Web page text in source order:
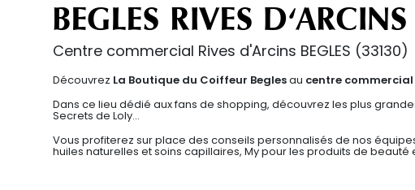
BEGLES RIVES D'ARCINS
Centre commercial Rives d'Arcins BEGLES (33130)
Découvrez La Boutique du Coiffeur Beglesau centre
Dans ce lieu dédié aux fans de shopping, découvrez les plus
Secrets de Loly…
Vous profiterez sur place des conseils personnalisés de nos
huiles naturelles et soins capillaires, My pour les produits de